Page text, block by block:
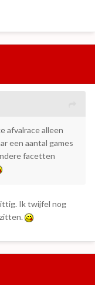
afvalrace alleen
een aantal games
facetten
Ik twijfel nog